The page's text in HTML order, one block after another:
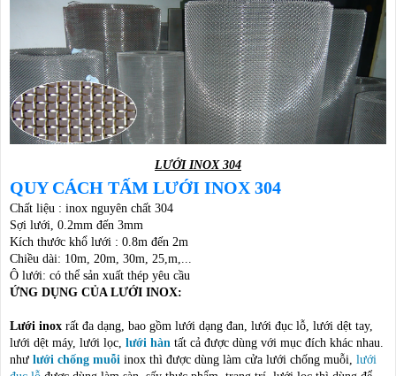
LƯỚI INOX 304
QUY CÁCH TẤM LƯỚI INOX 304
Chất liệu : inox nguyên chất 304
Sợi lưới, 0.2mm đến 3mm
Kích thước khổ lưới : 0.8m đến 2m
Chiều dài: 10m, 20m, 30m, 25,m,...
Ô lưới: có thể sản xuất thép yêu cầu
​ỨNG DỤNG CỦA LƯỚI INOX:
Lưới inox rất đa dạng, bao gồm lưới dạng đan, lưới đục lỗ, lưới dệt tay,
lưới dệt máy, lưới lọc, lưới hàn tất cả được dùng với mục đích khác nhau.
như lưới chống muỗi inox thì được dùng làm cửa lưới chống muỗi, lưới